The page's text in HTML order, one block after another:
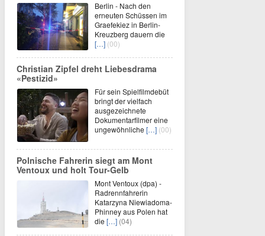
Berlin - Nach den
erneuten Schüssen im
Graefekiez in Berlin-
Kreuzberg dauern die
[…] (00)
Christian Zipfel dreht Liebesdrama
«Pestizid»
Für sein Spielfilmdebüt
bringt der vielfach
ausgezeichnete
Dokumentarfilmer eine
ungewöhnliche […] (00)
Polnische Fahrerin siegt am Mont
Ventoux und holt Tour-Gelb
Mont Ventoux (dpa) -
Radrennfahrerin
Katarzyna Niewiadoma-
Phinney aus Polen hat
die […] (04)